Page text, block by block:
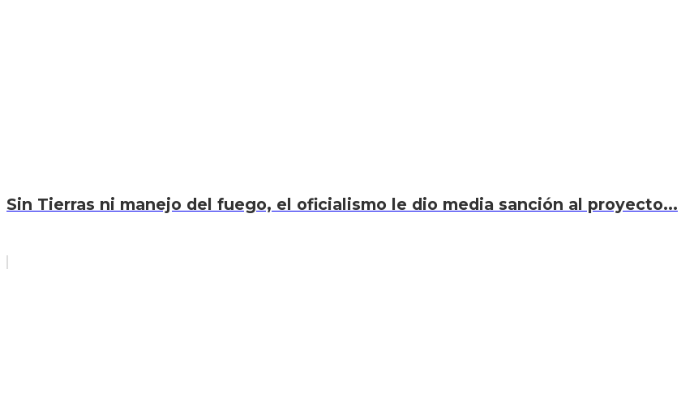
Sin Tierras ni manejo del fuego, el oficialismo le dio media sanción al proyecto...